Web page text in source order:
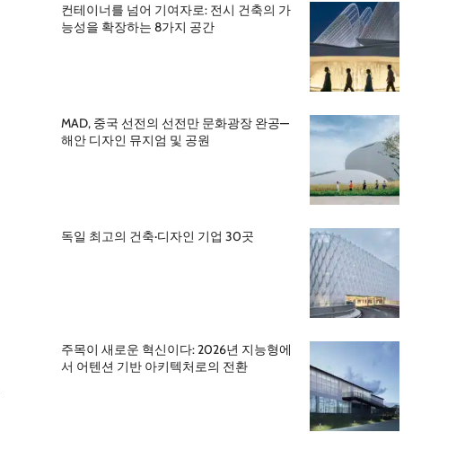
컨테이너를 넘어 기여자로: 전시 건축의 가
능성을 확장하는 8가지 공간
MAD, 중국 선전의 선전만 문화광장 완공—
해안 디자인 뮤지엄 및 공원
독일 최고의 건축·디자인 기업 30곳
주목이 새로운 혁신이다: 2026년 지능형에
서 어텐션 기반 아키텍처로의 전환